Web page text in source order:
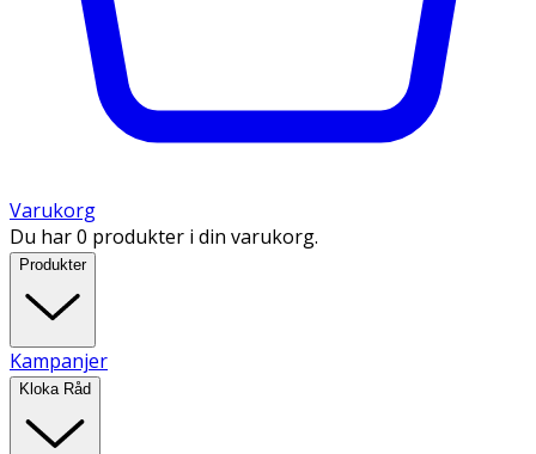
Varukorg
Du har 0 produkter i din varukorg.
Produkter
Kampanjer
Kloka Råd